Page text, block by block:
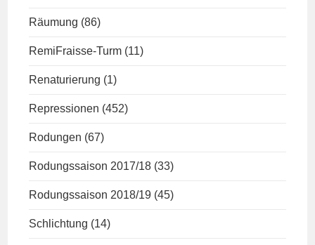
Räumung (86)
RemiFraisse-Turm (11)
Renaturierung (1)
Repressionen (452)
Rodungen (67)
Rodungssaison 2017/18 (33)
Rodungssaison 2018/19 (45)
Schlichtung (14)